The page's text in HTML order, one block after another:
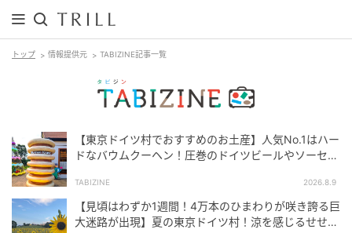
トップ 情報提供元 TABIZINE記事一覧
【東京ドイツ村でおすすめのお土産】人気No.1はハー
ドなバウムクーヘン！圧巻のドイツビールやソーセー
TABIZINE 2026.8.9
【見頃はわずか1週間！4万本のひまわりが咲き誇る巨
大迷路が出現】夏の東京ドイツ村！涼を感じるせせら